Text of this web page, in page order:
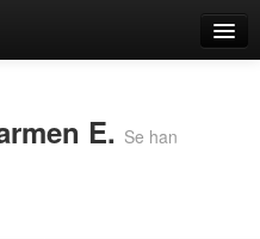
E. Se han